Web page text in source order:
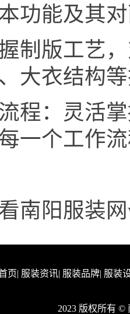
功能及其
制版工艺
大衣结构
程：灵活
一个工作
南阳服装
页| 服装资讯| 服装品牌| 服装
2023 版权所有